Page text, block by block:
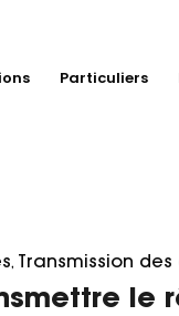
Particuliers
, Transmission
le